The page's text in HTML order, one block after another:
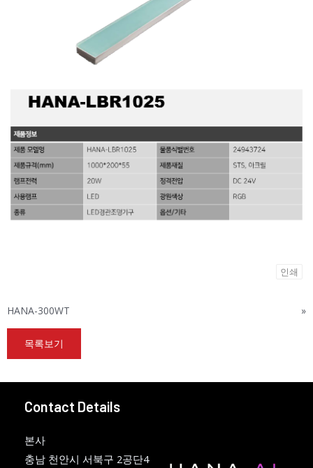
인쇄
HANA-300WT »
목록보기
Contact Details
본사
충남 천안시 서북구 2공단4